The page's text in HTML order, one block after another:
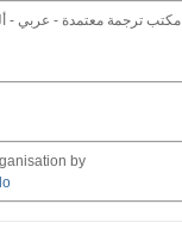
مكتب ترجمة معتمدة - عربي -
by